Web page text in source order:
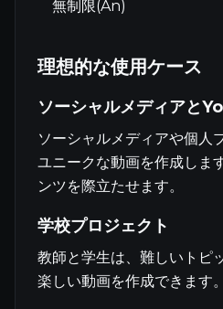
無制限(An)
理想的な使用ケース
ソーシャルメディアと
ソーシャルメディアや個人
ユニークな動画を作成しま
ンツを際立たせます。
学校プロジェクト
教師と学生は、難しいトピ
楽しい動画を作成できます。